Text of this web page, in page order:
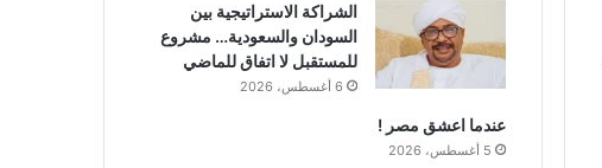
الشراكة الاستراتيجية بين
السودان والسعودية… مشروع
للمستقبل لا اتفاق للماضي
6 أغسطس، 2026
عندما اعشق مصر !
5 أغسطس، 2026